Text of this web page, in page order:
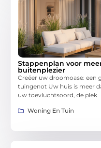
Stappenplan voor
buitenplezier
Creëer uw droomoase: een
tuingenot Uw huis is meer
uw toevluchtsoord, de plek
Woning En Tuin